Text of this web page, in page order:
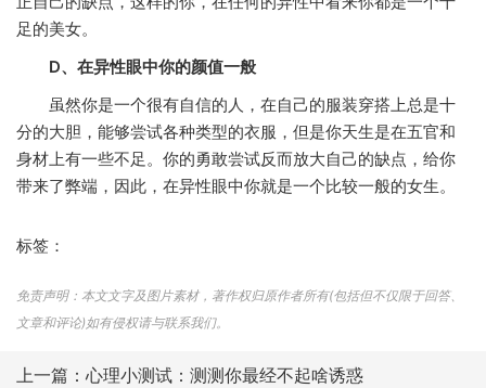
足的美女。
D、在异性眼中你的颜值一般
虽然你是一个很有自信的人，在自己的服装穿搭上总是十
分的大胆，能够尝试各种类型的衣服，但是你天生是在五官和
身材上有一些不足。你的勇敢尝试反而放大自己的缺点，给你
带来了弊端，因此，在异性眼中你就是一个比较一般的女生。
标签：
免责声明：本文文字及图片素材，著作权归原作者所有(包括但不仅限于回答、
文章和评论)如有侵权请与联系我们。
上一篇： 心理小测试：测测你最经不起啥诱惑